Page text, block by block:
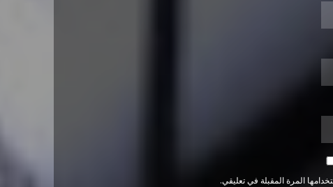
المرة المقبلة في تعليقي.